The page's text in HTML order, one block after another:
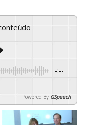
-:--
Powered By GSpeech